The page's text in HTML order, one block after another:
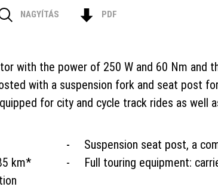
NAGYÍTÁS PDF
with the power of 250 W and 60 Nm and
with a suspension fork and seat post
for city and cycle track rides as well
km*
Suspension seat post, a
Full touring equipment: